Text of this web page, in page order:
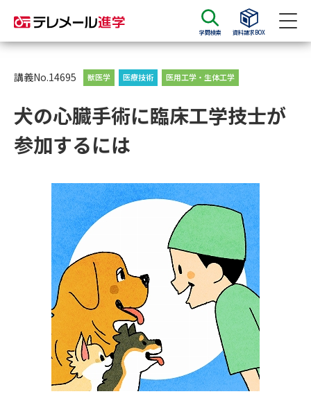
学問検索 資料請求BOX
資料請求 資料検索
大学・短大の資料種類から請求
総合型選抜・学校推薦型選抜 募
集要項＆願書
大学入学共通テスト利用選抜の
募集要項＆願書
過去問題集
大学・短大以外の資料から請求
専門学校の資料請求 大学院の資料請求
留学・進学関連、塾・予備校
大学入学共通テスト「受験案
大学入学共通テスト「受験上の
配慮案内」の請求
高等学校卒業程度認定試験
講義No.14695 獣医学 医療技術 医用工学・生体工学
犬の心臓手術に臨床工学技士が
参加するには